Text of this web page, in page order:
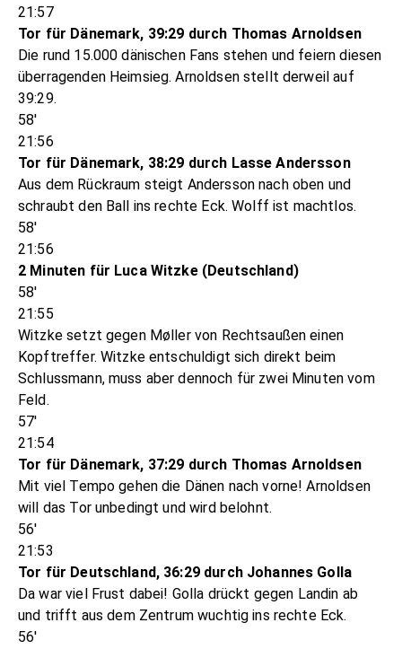
21:57
Tor für Dänemark, 39:29 durch Thomas Arnoldsen
Die rund 15.000 dänischen Fans stehen und feiern diesen
überragenden Heimsieg. Arnoldsen stellt derweil auf
39:29.
58'
21:56
Tor für Dänemark, 38:29 durch Lasse Andersson
Aus dem Rückraum steigt Andersson nach oben und
schraubt den Ball ins rechte Eck. Wolff ist machtlos.
58'
21:56
2 Minuten für Luca Witzke (Deutschland)
58'
21:55
Witzke setzt gegen Møller von Rechtsaußen einen
Kopftreffer. Witzke entschuldigt sich direkt beim
Schlussmann, muss aber dennoch für zwei Minuten vom
Feld.
57'
21:54
Tor für Dänemark, 37:29 durch Thomas Arnoldsen
Mit viel Tempo gehen die Dänen nach vorne! Arnoldsen
will das Tor unbedingt und wird belohnt.
56'
21:53
Tor für Deutschland, 36:29 durch Johannes Golla
Da war viel Frust dabei! Golla drückt gegen Landin ab
und trifft aus dem Zentrum wuchtig ins rechte Eck.
56'